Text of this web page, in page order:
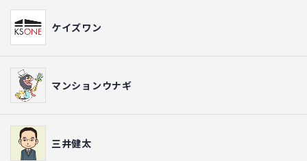
ケイズワン
マンションウナギ
三井健太